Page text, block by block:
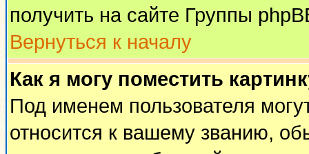
получить на сайте Группы
Вернуться к началу
Как я могу поместить
Под именем пользователя
относится к вашему званию,